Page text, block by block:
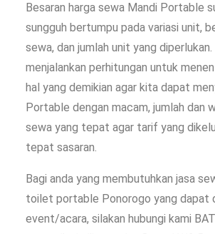
Besaran harga sewa Mandi Portable
sungguh bertumpu pada variasi unit,
sewa, dan jumlah unit yang
menjalankan perhitungan untuk
hal yang demikian agar kita dapat
Portable dengan macam, jumlah dan
sewa yang tepat agar tarif yang
tepat sasaran.
Bagi anda yang membutuhkan jasa
toilet portable Ponorogo yang dapat
event/acara, silakan hubungi kami